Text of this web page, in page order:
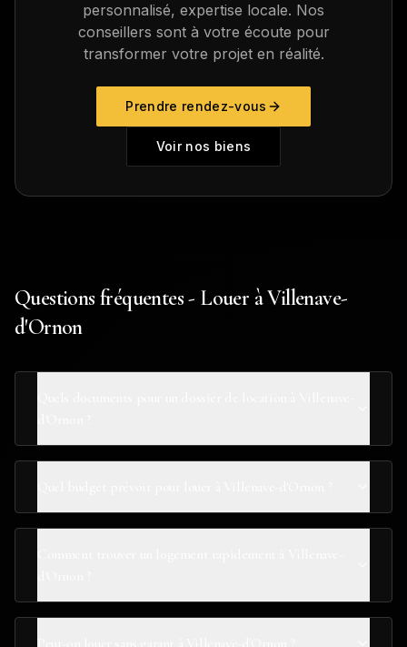
personnalisé, expertise locale. Nos
conseillers sont à votre écoute pour
transformer votre projet en réalité.
Prendre rendez-vous
Voir nos biens
Questions fréquentes - Louer à Villenave-
d'Ornon